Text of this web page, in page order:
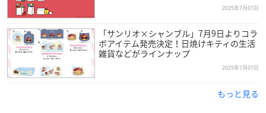
2025年7月07日
「サンリオ×シャンブル」7月9日よりコラ
ボアイテム発売決定！日焼けキティの生活
雑貨などがラインナップ
2025年7月07日
もっと見る